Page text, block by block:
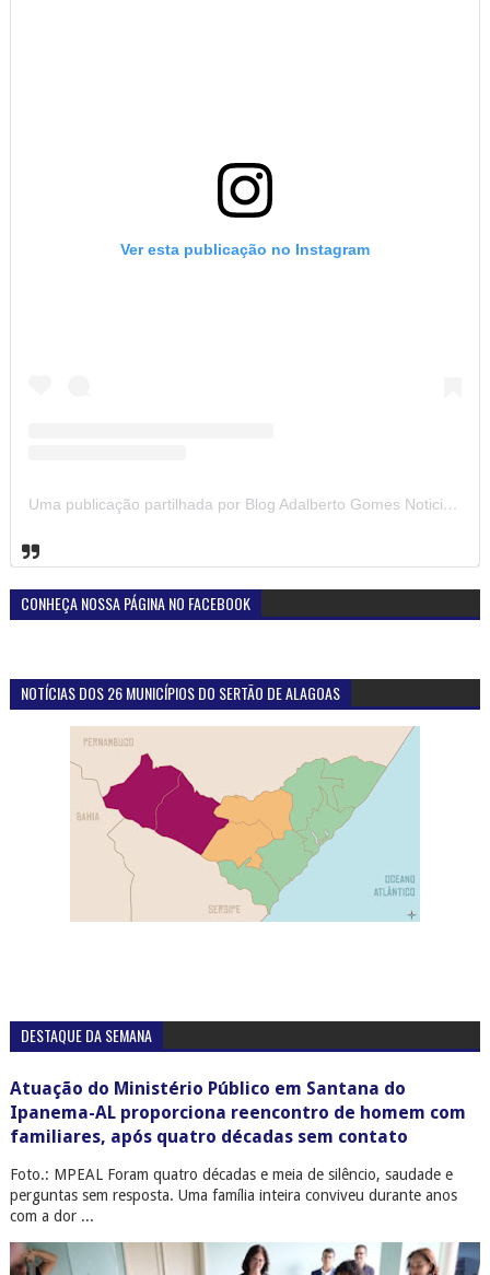
Ver esta publicação no Instagram
Uma publicação partilhada por Blog Adalberto Gomes Noticias (@blogadalbertogomesnoticiass)
CONHEÇA NOSSA PÁGINA NO FACEBOOK
NOTÍCIAS DOS 26 MUNICÍPIOS DO SERTÃO DE ALAGOAS
DESTAQUE DA SEMANA
Atuação do Ministério Público em Santana do
Ipanema-AL proporciona reencontro de homem com
familiares, após quatro décadas sem contato
Foto.: MPEAL Foram quatro décadas e meia de silêncio, saudade e
perguntas sem resposta. Uma família inteira conviveu durante anos
com a dor ...